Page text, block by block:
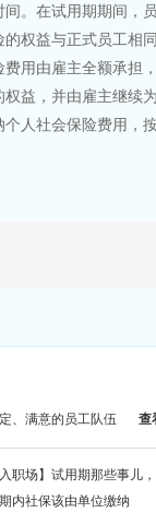
。在试用期期间，
权益与正式员工相
用由雇主全额承担
益，并由雇主继续
人社会保险费用，
、满意的员工队伍 查
入职场】试用期那些事儿
内社保该由单位缴纳